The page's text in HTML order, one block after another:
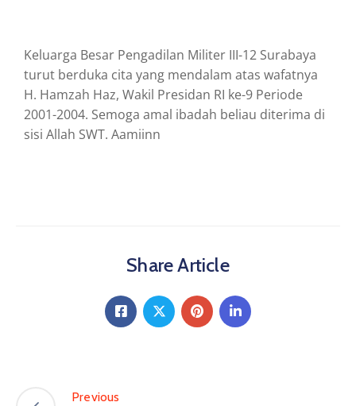
Keluarga Besar Pengadilan Militer III-12 Surabaya
turut berduka cita yang mendalam atas wafatnya
H. Hamzah Haz, Wakil Presidan RI ke-9 Periode
2001-2004. Semoga amal ibadah beliau diterima di
sisi Allah SWT. Aamiinn
Share Article
Previous